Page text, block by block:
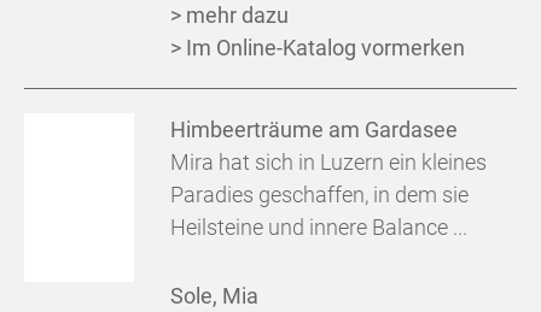
> mehr dazu
> Im Online-Katalog vormerken
Himbeerträume am Gardasee
Mira hat sich in Luzern ein kleines
Paradies geschaffen, in dem sie
Heilsteine und innere Balance ...
Sole, Mia